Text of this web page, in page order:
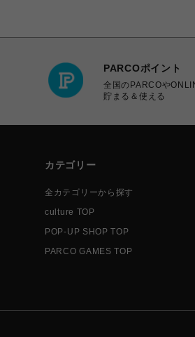
PARCOポイント
全国のPARCOや
貯まる＆使える
カテゴリー
全カテゴリーから探す
culture TOP
POP-UP SHOP TOP
PARCO GAMES TOP